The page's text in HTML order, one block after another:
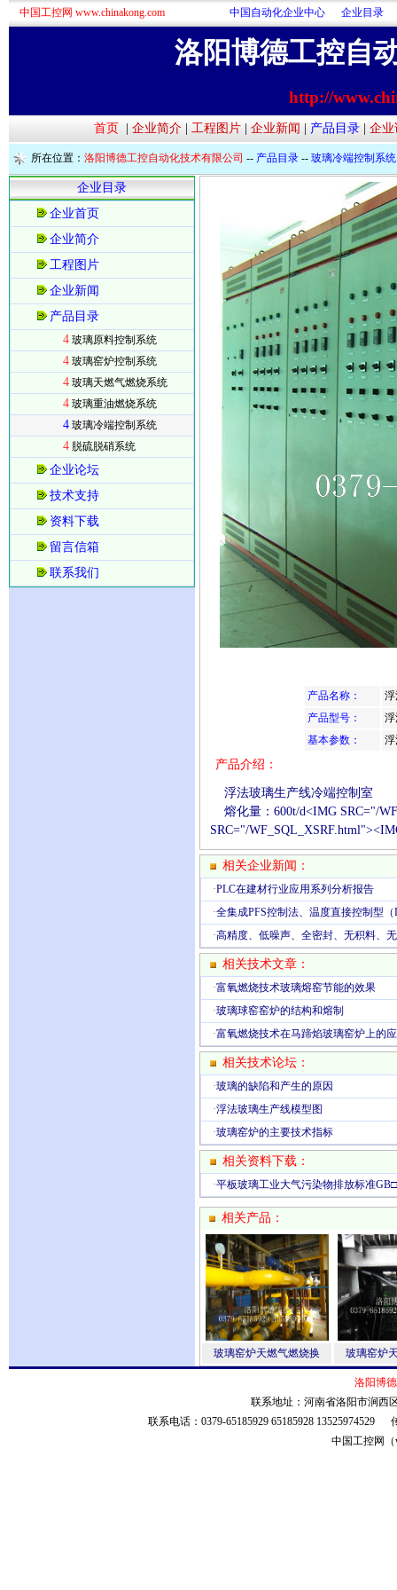
中国工控网 www.chinakong.com 中国自动化企业中心 企业目录
洛阳博德工控自
http://
首页 企业简介| 工程图片| 企业新闻 产品目录| 企业
所在位置： 洛阳博德工控自动化技术有限公司 -- 产品目录 -- 玻璃冷端控制系统
企业目录
企业首页
企业简介
工程图片
企业新闻
产品目录
4 玻璃原料控制系统
4 玻璃窑炉控制系统
4 玻璃天燃气燃烧系统
4 玻璃重油燃烧系统
4 玻璃冷端控制系统
4 脱硫脱硝系统
企业论坛
技术支持
资料下载
留言信箱
联系我们
产品名称：
产品型号：
基本参数：
浮
产品介绍：
浮法玻璃生产线冷端控制室
熔化量：600t/d<IMG SRC="/
SRC="/
相关企业新闻：
·PLC在建材行业应用系列分析报告
·全集成PFS控制法、温度直接控制型
·高精度、低噪声、全密封、无积料、
相关技术文章：
·富氧燃烧技术玻璃熔窑节能的效果
·玻璃球窑窑炉的结构和熔制
·富氧燃烧技术在马蹄焰玻璃窑炉上的
相关技术论坛：
·玻璃的缺陷和产生的原因
·浮法玻璃生产线模型图
·玻璃窑炉的主要技术指标
相关资料下载：
·平板玻璃工业大气污染物排放标准
相关产品：
玻璃窑炉天燃气燃烧换 玻璃窑炉
洛阳博
联系地址：河南省洛阳市涧西
联系电话：0379-65185929 65185928
中国工控网（